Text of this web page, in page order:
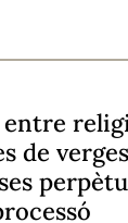
entre
de verges